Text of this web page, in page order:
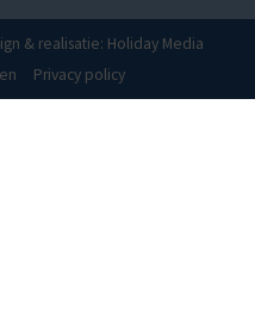
& realisatie: Holiday Media
Privacy policy